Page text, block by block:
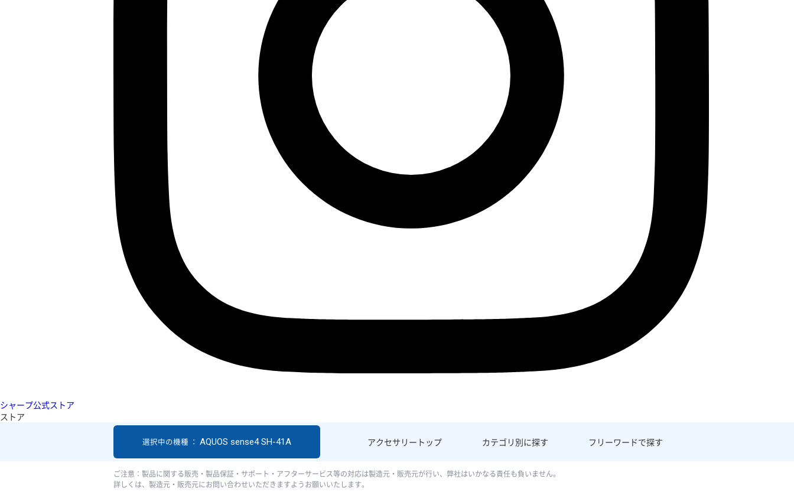
シャープ公式ストア
ストア
アクセサリー トップ カテゴリ別に探す フリーワードで探す
選択中の機種 ： AQUOS sense4 SH-41A
ご注意：製品に関する販売・製品保証・サポート・アフターサービス等の対応は製造元・販売元が行い、弊社はいかなる責任も負いません。
詳しくは、製造元・販売元にお問い合わせいただきますようお願いいたします。